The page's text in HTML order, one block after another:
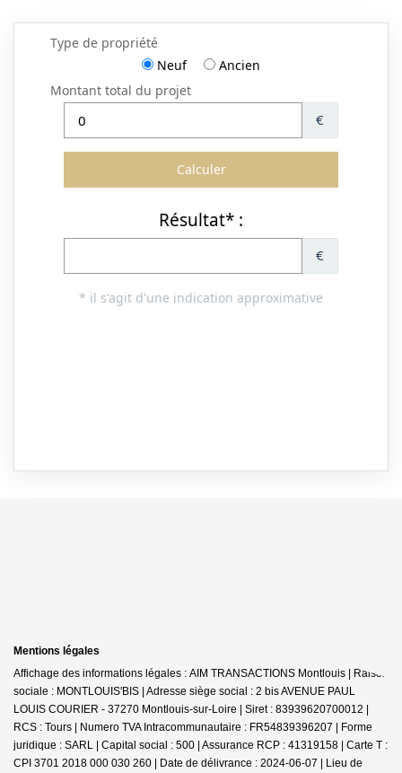
Mentions légales
Affichage des informations légales : AIM TRANSACTIONS Montlouis | Raison
sociale : MONTLOUIS'BIS | Adresse siège social : 2 bis AVENUE PAUL
LOUIS COURIER - 37270 Montlouis-sur-Loire | Siret : 83939620700012 |
RCS : Tours | Numero TVA Intracommunautaire : FR54839396207 | Forme
juridique : SARL | Capital social : 500 | Assurance RCP : 41319158 | Carte T :
CPI 3701 2018 000 030 260 | Date de délivrance : 2024-06-07 | Lieu de